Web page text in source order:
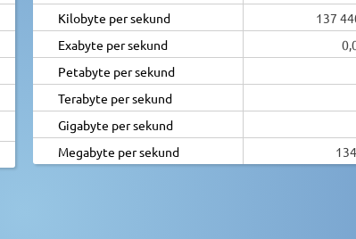
Kilobyte per sekund
137
Exabyte per sekund
Petabyte per sekund
Terabyte per sekund
Gigabyte per sekund
Megabyte per sekund